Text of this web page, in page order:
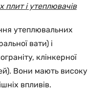
плит і утеплювачів
утеплювальних
вати) і
клінкерної
Вони мають високу
впливів.